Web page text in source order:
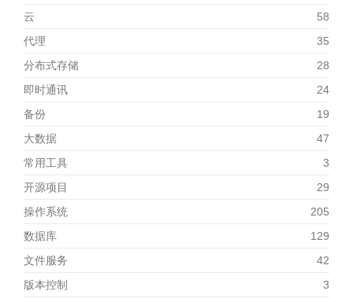
云
58
代理
35
分布式存储
28
即时通讯
24
备份
19
大数据
47
常用工具
3
开源项目
29
操作系统
205
数据库
129
文件服务
42
版本控制
3